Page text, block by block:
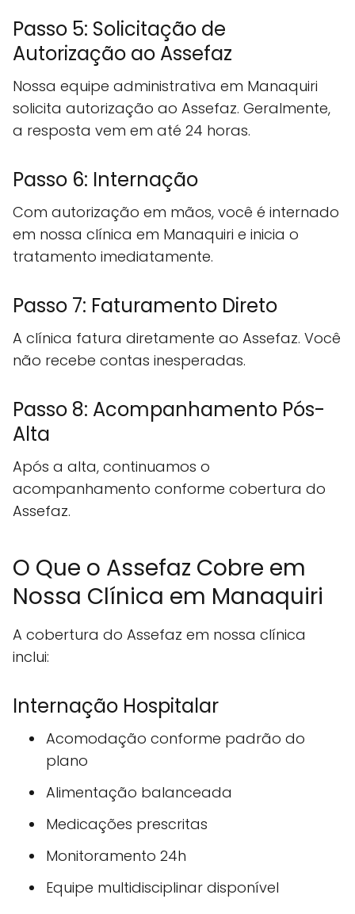
Passo 5: Solicitação de
Autorização ao Assefaz
Nossa equipe administrativa em Manaquiri
solicita autorização ao Assefaz. Geralmente,
a resposta vem em até 24 horas.
Passo 6: Internação
Com autorização em mãos, você é internado
em nossa clínica em Manaquiri e inicia o
tratamento imediatamente.
Passo 7: Faturamento Direto
A clínica fatura diretamente ao Assefaz. Você
não recebe contas inesperadas.
Passo 8: Acompanhamento Pós-
Alta
Após a alta, continuamos o
acompanhamento conforme cobertura do
Assefaz.
O Que o Assefaz Cobre em
Nossa Clínica em Manaquiri
A cobertura do Assefaz em nossa clínica
inclui:
Internação Hospitalar
Acomodação conforme padrão do
plano
Alimentação balanceada
Medicações prescritas
Monitoramento 24h
Equipe multidisciplinar disponível